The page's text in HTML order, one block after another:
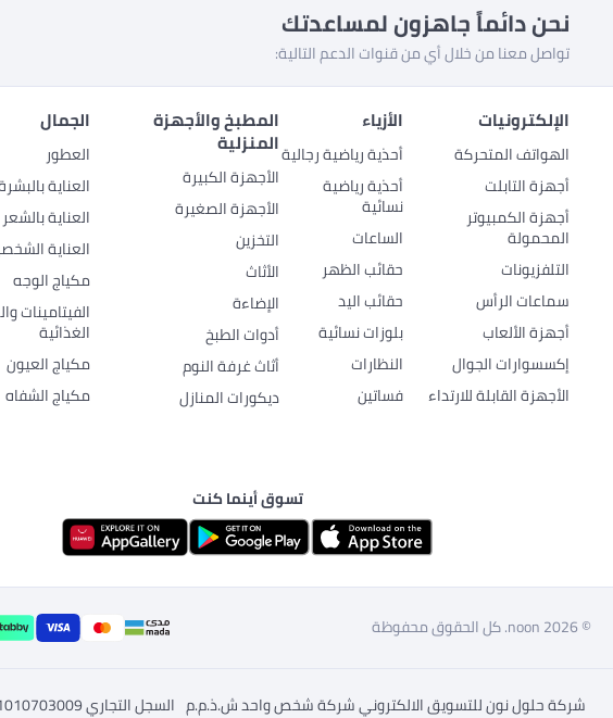
نحن دائماً جاهزون لمساعدتك
تواصل معنا من خلال أي من قنوات الدعم التالية:
الإلكترونيات
الهواتف المتحركة
أجهزة التابلت
أجهزة الكمبيوتر
المحمولة
التلفزيونات
سماعات الرأس
أجهزة الألعاب
إكسسوارات الجوال
الأجهزة القابلة للارتداء
الأزياء
أحذية رياضية رجالية
أحذية رياضية
نسائية
الساعات
حقائب الظهر
حقائب اليد
بلوزات نسائية
النظارات
فساتين
المطبخ والأجهزة
المنزلية
الأجهزة الكبيرة
الأجهزة الصغيرة
التخزين
الأثاث
الإضاءة
أدوات الطبخ
أثاث غرفة النوم
ديكورات المنازل
الجمال
العطور
العناية
العناية بالشعر
العناية
مكياج الوجه
الفيتامينات
الغذائية
مكياج العيون
مكياج الشفاه
تسوق أينما كنت
© 2026 noon. كل الحقوق محفوظة
شركة حلول نون للتسويق الالكتروني شركة شخص واحد ش.ذ.م.م 1010703009 السجل التجاري